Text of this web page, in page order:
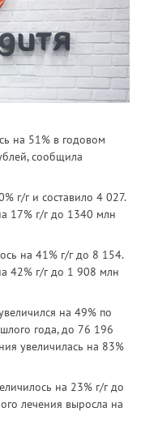
на 51% в годовом
сообщила
г/г и составило 4 027.
17% г/г до 1340 млн
на 41% г/г до 8 154.
42% г/г до 1 908 млн
на 49% по
года, до 76 196
увеличилась на 83%
на 23% г/г до
лечения выросла на